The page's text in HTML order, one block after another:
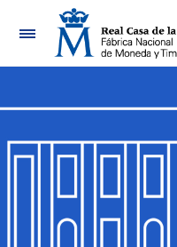
Mostrar/Ocultar
Mostrar/Ocultar